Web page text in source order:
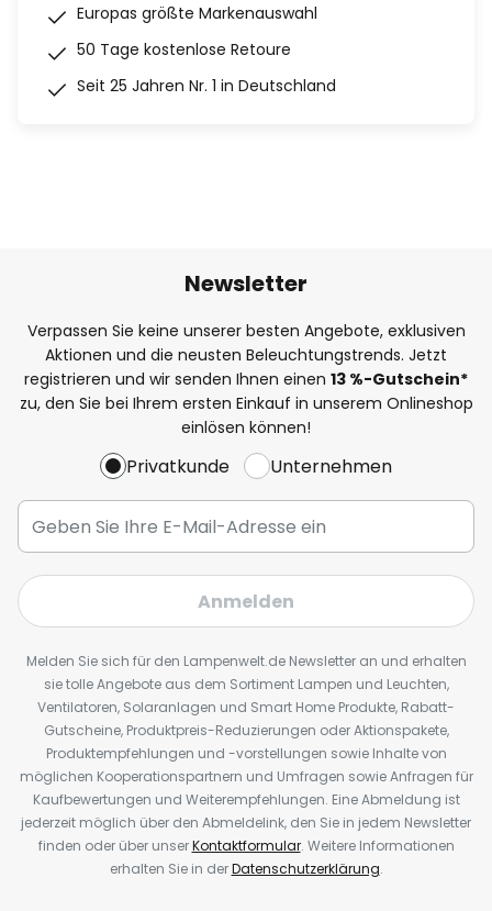
Europas größte Markenauswahl
50 Tage kostenlose Retoure
Seit 25 Jahren Nr. 1 in Deutschland
Newsletter
Verpassen Sie keine unserer besten Angebote, exklusiven
Aktionen und die neusten Beleuchtungstrends. Jetzt
registrieren und wir senden Ihnen einen 13 %-Gutschein*
zu, den Sie bei Ihrem ersten Einkauf in unserem Onlineshop
einlösen können!
Privatkunde Unternehmen
Anmelden
Melden Sie sich für den Lampenwelt.de Newsletter an und erhalten
sie tolle Angebote aus dem Sortiment Lampen und Leuchten,
Ventilatoren, Solaranlagen und Smart Home Produkte, Rabatt-
Gutscheine, Produktpreis-Reduzierungen oder Aktionspakete,
Produktempfehlungen und -vorstellungen sowie Inhalte von
möglichen Kooperationspartnern und Umfragen sowie Anfragen für
Kaufbewertungen und Weiterempfehlungen. Eine Abmeldung ist
jederzeit möglich über den Abmeldelink, den Sie in jedem Newsletter
finden oder über unserKontaktformular. Weitere Informationen
erhalten Sie in derDatenschutzerklärung.